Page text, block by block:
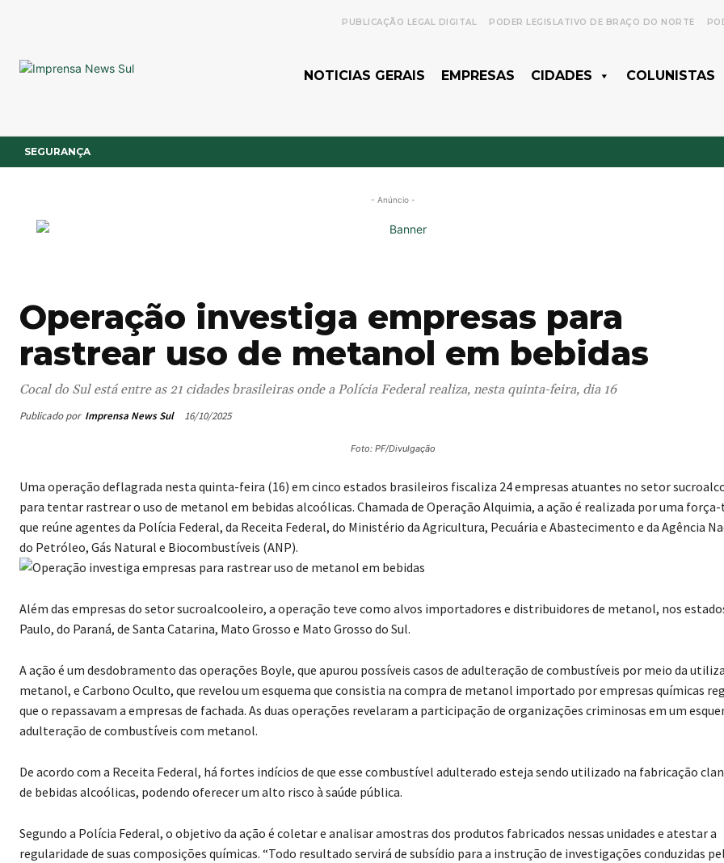
PUBLICAÇÃO LEGAL DIGITAL PODER LEGISLATIVO DE BRAÇO DO NORTE
NOTICIAS GERAIS EMPRESAS CIDADES COLUNISTAS
SEGURANÇA
- Anúncio -
Operação investiga empresas para
rastrear uso de metanol em bebidas
Cocal do Sul está entre as 21 cidades brasileiras onde a Polícia Federal realiza, nesta quinta-feira, dia 16
Publicado por Imprensa News Sul 16/10/2025
Foto: PF/Divulgação
Uma operação deflagrada nesta quinta-feira (16) em cinco estados brasileiros fiscaliza 24 empresas atuantes no setor
para tentar rastrear o uso de metanol em bebidas alcoólicas. Chamada de Operação Alquimia, a ação é realizada por uma
que reúne agentes da Polícia Federal, da Receita Federal, do Ministério da Agricultura, Pecuária e Abastecimento e da Agência
do Petróleo, Gás Natural e Biocombustíveis (ANP).
Além das empresas do setor sucroalcooleiro, a operação teve como alvos importadores e distribuidores de metanol, nos
Paulo, do Paraná, de Santa Catarina, Mato Grosso e Mato Grosso do Sul.
A ação é um desdobramento das operações Boyle, que apurou possíveis casos de adulteração de combustíveis por meio da
metanol, e Carbono Oculto, que revelou um esquema que consistia na compra de metanol importado por empresas químicas
que o repassavam a empresas de fachada. As duas operações revelaram a participação de organizações criminosas em um
adulteração de combustíveis com metanol.
De acordo com a Receita Federal, há fortes indícios de que esse combustível adulterado esteja sendo utilizado na fabricação
de bebidas alcoólicas, podendo oferecer um alto risco à saúde pública.
Segundo a Polícia Federal, o objetivo da ação é coletar e analisar amostras dos produtos fabricados nessas unidades e atestar a
regularidade de suas composições químicas. “Todo resultado servirá de subsídio para a instrução de investigações conduzidas